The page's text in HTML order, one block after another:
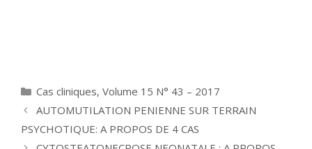
Catégories
Cas cliniques, Volume 15 N° 43 – 2017
AUTOMUTILATION PENIENNE SUR TERRAIN
PSYCHOTIQUE: A PROPOS DE 4 CAS